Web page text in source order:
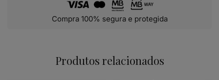
Compra 100% segura e protegida
Produtos relacionados